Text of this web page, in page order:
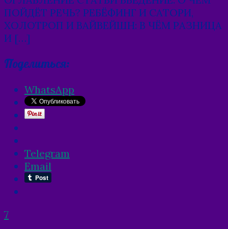
ПОЙДЁТ РЕЧЬ? РЕБЁФИНГ И САТОРИ,
ХОЛОТРОП И ВАЙВЕЙШН: В ЧЁМ РАЗНИЦА
И […]
Поделиться:
WhatsApp
Telegram
Email
7